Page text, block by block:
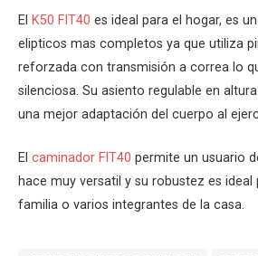
El K50 FIT40 es ideal para el hogar, es
elipticos mas completos ya que utiliza
reforzada con transmisión a correa lo
silenciosa. Su asiento regulable en
una mejor adaptación del cuerpo al
El caminador FIT40 permite un usuario
hace muy versatil y su robustez es ideal
familia o varios integrantes de la casa.